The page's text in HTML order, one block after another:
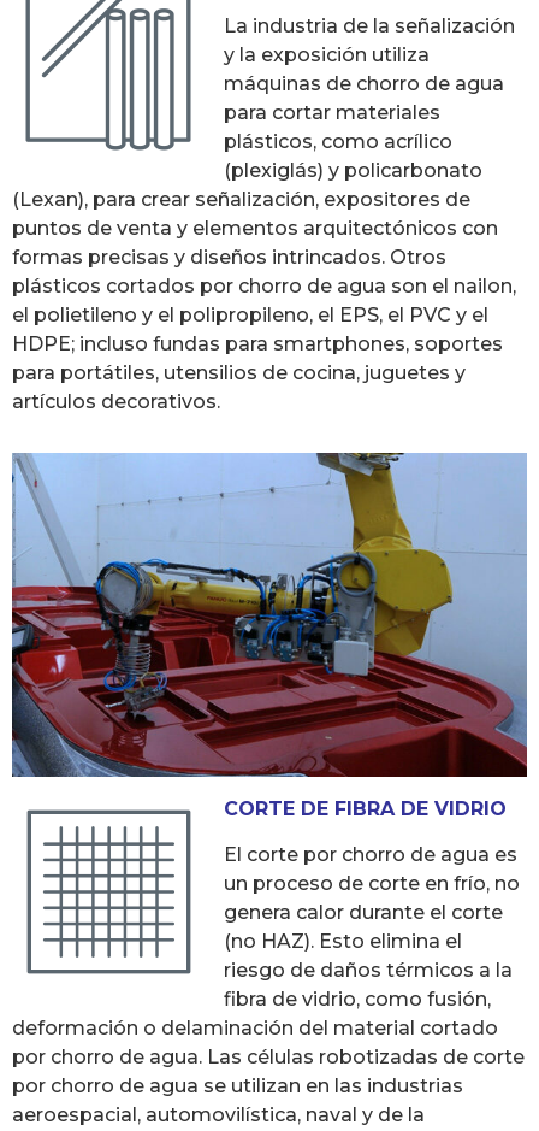
La industria de la señalización
y la exposición utiliza
máquinas de chorro de agua
para cortar materiales
plásticos, como acrílico
(plexiglás) y policarbonato
(Lexan), para crear señalización, expositores de
puntos de venta y elementos arquitectónicos con
formas precisas y diseños intrincados. Otros
plásticos cortados por chorro de agua son el nailon,
el polietileno y el polipropileno, el EPS, el PVC y el
HDPE; incluso fundas para smartphones, soportes
para portátiles, utensilios de cocina, juguetes y
artículos decorativos.
CORTE DE FIBRA DE VIDRIO
El corte por chorro de agua es
un proceso de corte en frío, no
genera calor durante el corte
(no HAZ). Esto elimina el
riesgo de daños térmicos a la
fibra de vidrio, como fusión,
deformación o delaminación del material cortado
por chorro de agua. Las células robotizadas de corte
por chorro de agua se utilizan en las industrias
aeroespacial, automovilística, naval y de la